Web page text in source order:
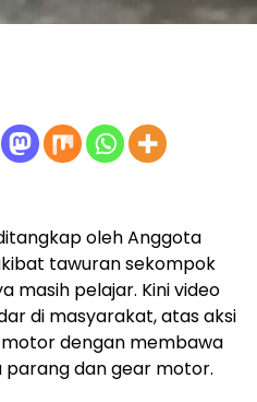
oleh Anggota
tawuran sekompok
masih pelajar. Kini video
di masyarakat, atas aksi
dengan membawa
dan gear motor.